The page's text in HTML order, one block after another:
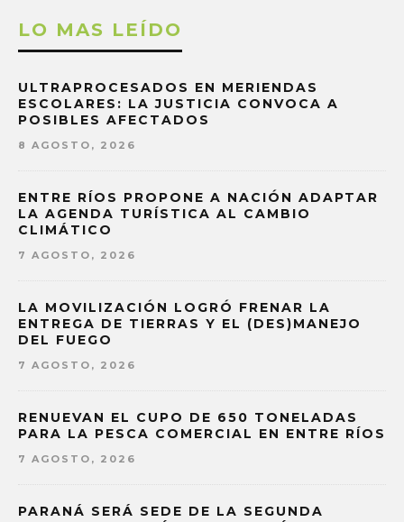
LO MAS LEÍDO
ULTRAPROCESADOS EN MERIENDAS
ESCOLARES: LA JUSTICIA CONVOCA A
POSIBLES AFECTADOS
8 AGOSTO, 2026
ENTRE RÍOS PROPONE A NACIÓN ADAPTAR
LA AGENDA TURÍSTICA AL CAMBIO
CLIMÁTICO
7 AGOSTO, 2026
LA MOVILIZACIÓN LOGRÓ FRENAR LA
ENTREGA DE TIERRAS Y EL (DES)MANEJO
DEL FUEGO
7 AGOSTO, 2026
RENUEVAN EL CUPO DE 650 TONELADAS
PARA LA PESCA COMERCIAL EN ENTRE RÍOS
7 AGOSTO, 2026
PARANÁ SERÁ SEDE DE LA SEGUNDA